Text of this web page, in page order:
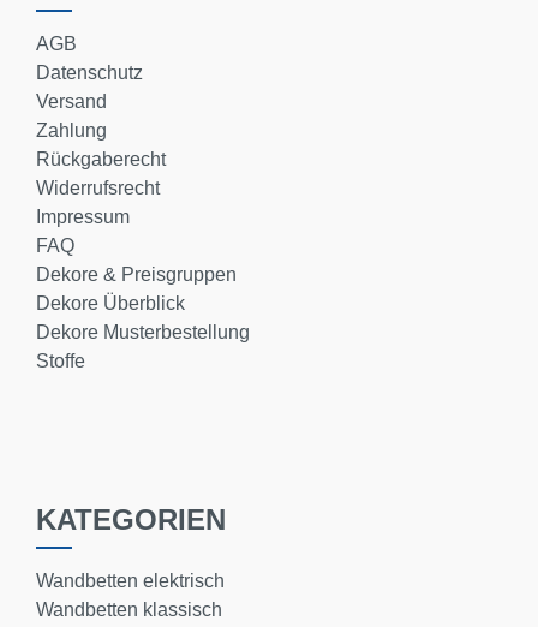
AGB
Datenschutz
Versand
Zahlung
Rückgaberecht
Widerrufsrecht
Impressum
FAQ
Dekore & Preisgruppen
Dekore Überblick
Dekore Musterbestellung
Stoffe
KATEGORIEN
Wandbetten elektrisch
Wandbetten klassisch